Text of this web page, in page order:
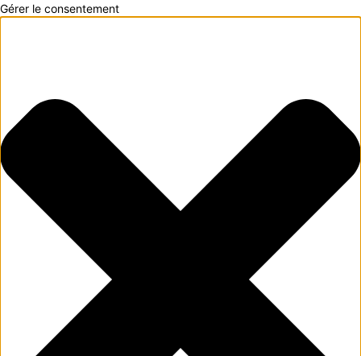
Gérer le consentement